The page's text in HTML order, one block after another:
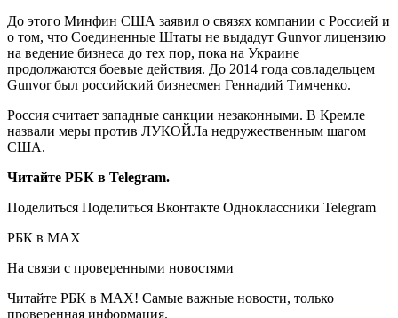
До этого Минфин США заявил о связях компании с Россией и
о том, что Соединенные Штаты не выдадут Gunvor лицензию
на ведение бизнеса до тех пор, пока на Украине
продолжаются боевые действия. До 2014 года совладельцем
Gunvor был российский бизнесмен Геннадий Тимченко.
Россия считает западные санкции незаконными. В Кремле
назвали меры против ЛУКОЙЛа недружественным шагом
США.
Читайте РБК в Telegram.
Поделиться Поделиться Вконтакте Одноклассники Telegram
РБК в MAX
На связи с проверенными новостями
Читайте РБК в MAX! Самые важные новости, только
проверенная информация.